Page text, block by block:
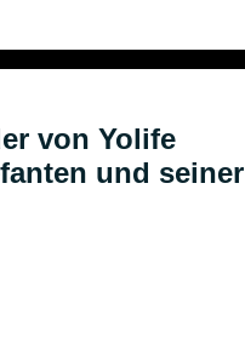
von Yolife
und seiner